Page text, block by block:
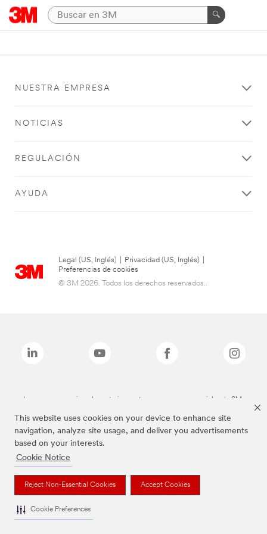
This website uses cookies on your device to enhance site
navigation, analyze site usage, and deliver you advertisements
based on your interests.
Cookie Notice
Reject Non-Essential Cookies Accept Cookies
Cookie Preferences
NUESTRA EMPRESA
NOTICIAS
REGULACIÓN
AYUDA
Legal (US, Inglés) Privacidad (US, Inglés)
Preferencias de cookies
© 3M 2026. Todos los derechos reservados..
Las marcas mencionadas anteriormente son marcas comerciales de 3M.